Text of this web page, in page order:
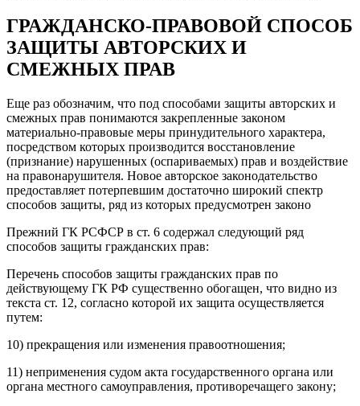
ГРАЖДАНСКО-ПРАВОВОЙ СПОСОБ
ЗАЩИТЫ АВТОРСКИХ И
СМЕЖНЫХ ПРАВ
Еще раз обозначим, что под способами защиты авторских и
смежных прав понимаются закрепленные законом
материально-правовые меры принудительного характера,
посредством которых производится восстановление
(признание) нарушенных (оспариваемых) прав и воздействие
на правонарушителя. Новое авторское законодательство
предоставляет потерпевшим достаточно широкий спектр
способов защиты, ряд из которых предусмотрен законо
Прежний ГК РСФСР в ст. 6 содержал следующий ряд
способов защиты гражданских прав:
Перечень способов защиты гражданских прав по
действующему ГК РФ существенно обогащен, что видно из
текста ст. 12, согласно которой их защита осуществляется
путем:
10) прекращения или изменения правоотношения;
11) неприменения судом акта государственного органа или
органа местного самоуправления, противоречащего закону;